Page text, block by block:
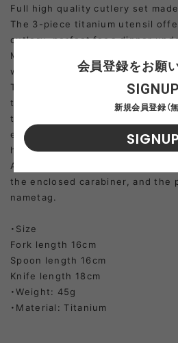
Full high quality cutlery set
The 3-piece titanium utensil
cutlery, perfect for a dinner
Made from titanium and taking
weigh close to nothing.
The carved out holes in the
the choice of titanium adds
the construction, both fork,
equipped with polished eating
handles for a better grip.
All three pieces are equipped
the enclosed carabiner, and the
nametag.
・Size
Fork length 16cm
Spoon length 16cm
Knife length 18cm
・Weight: 45g
・Material: Titanium
会員登録をお願
SIGNUP
新規会員登録（無
SIGNUP